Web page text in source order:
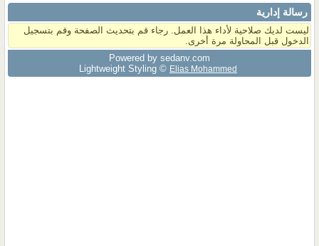
رسالة إدارية
ليست لديك صلاحية لأداء هذا العمل. رجاء قم بتحديث الصفحة وقم بتسجيل
الدخول قبل المحاولة مرة أخرى.
Powered by sedany.com
Lightweight Styling © Elias Mohammed